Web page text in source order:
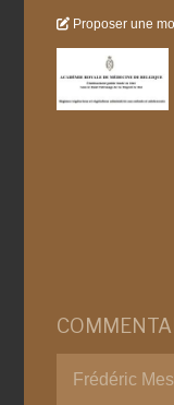
Proposer une
Frédéric